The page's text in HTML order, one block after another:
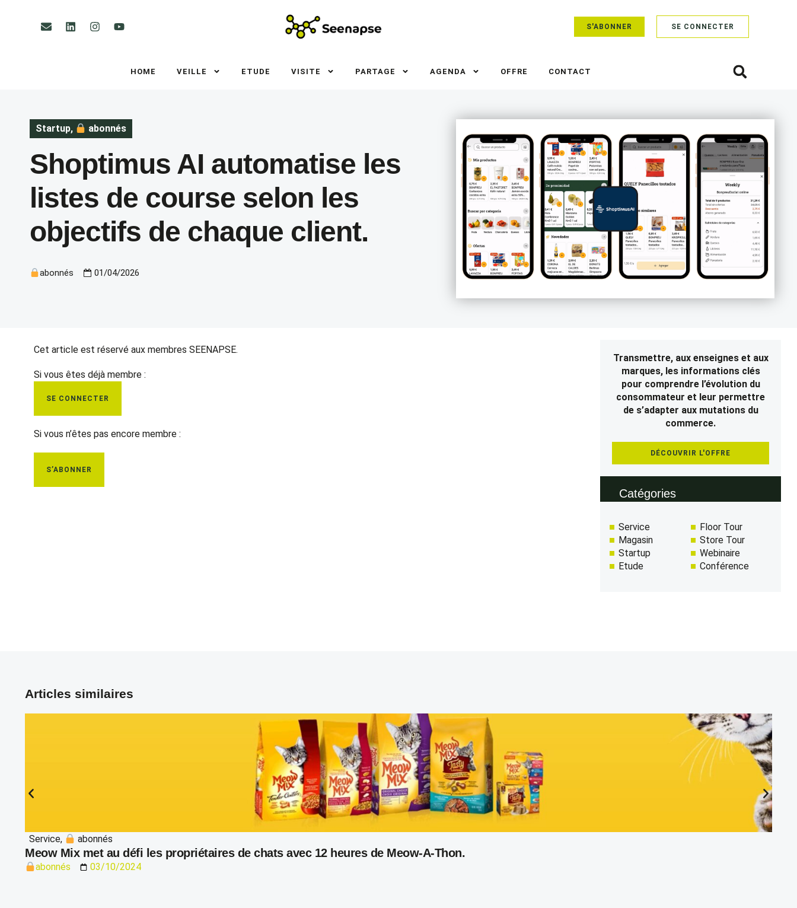
S'ABONNER SE CONNECTER
HOME VEILLE ETUDE VISITE PARTAGE AGENDA OFFRE CONTACT
Startup, abonnés
Shoptimus AI automatise les
listes de course selon les
objectifs de chaque client.
abonnés 01/04/2026
Cet article est réservé aux membres SEENAPSE.
Si vous êtes déjà membre :
SE CONNECTER
Si vous n’êtes pas encore membre :
S’ABONNER
Transmettre, aux enseignes et aux
marques, les informations clés
pour comprendre l’évolution du
consommateur et leur permettre
de s’adapter aux mutations du
commerce.
DÉCOUVRIR L'OFFRE
Catégories
Service
Magasin
Startup
Etude
Floor Tour
Store Tour
Webinaire
Conférence
Articles similaires
Service, abonnés
Meow Mix met au défi les propriétaires de chats avec 12 heures de Meow-A-Thon.
abonnés 03/10/2024